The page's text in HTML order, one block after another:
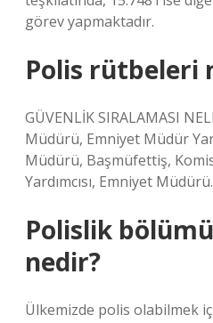
görev yapmaktadır.
Polis rütbeleri
GÜVENLİK SIRALAMASI
Müdürü, Emniyet Müdür
Müdürü, Başmüfettiş,
Yardımcısı, Emniyet Müdürü.
Polislik
nedir?
Ülkemizde polis olabilmek